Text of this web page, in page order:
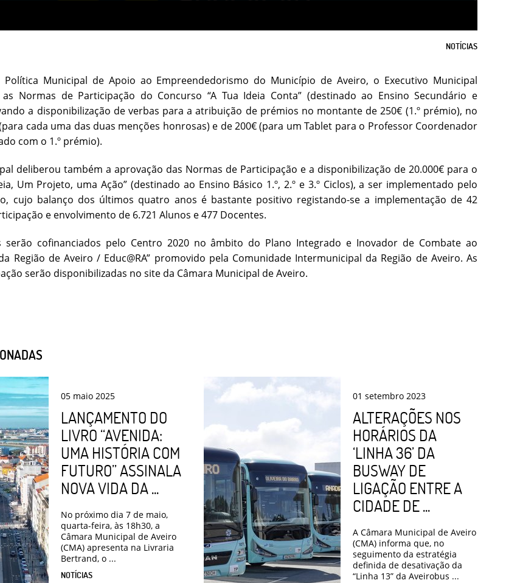
NOTÍCIAS
Municipal de Apoio ao Empreendedorismo do Município de Aveiro, o Executivo Municipal
Normas de Participação do Concurso “A Tua Ideia Conta” (destinado ao Ensino Secundário e
a disponibilização de verbas para a atribuição de prémios no montante de 250€ (1.º prémio), no
cada uma das duas menções honrosas) e de 200€ (para um Tablet para o Professor Coordenador
com o 1.º prémio).
deliberou também a aprovação das Normas de Participação e a disponibilização de 20.000€ para o
Um Projeto, uma Ação” (destinado ao Ensino Básico 1.º, 2.º e 3.º Ciclos), a ser implementado pelo
cujo balanço dos últimos quatro anos é bastante positivo registando-se a implementação de 42
e envolvimento de 6.721 Alunos e 477 Docentes.
serão cofinanciados pelo Centro 2020 no âmbito do Plano Integrado e Inovador de Combate ao
Região de Aveiro / Educ@RA” promovido pela Comunidade Intermunicipal da Região de Aveiro. As
serão disponibilizadas no site da Câmara Municipal de Aveiro.
05 maio 2025
LANÇAMENTO DO
LIVRO “AVENIDA:
UMA HISTÓRIA COM
FUTURO” ASSINALA
NOVA VIDA DA ...
No próximo dia 7 de maio,
quarta-feira, às 18h30, a
Câmara Municipal de Aveiro
(CMA) apresenta na Livraria
Bertrand, o ...
NOTÍCIAS
01 setembro 2023
ALTERAÇÕES NOS
HORÁRIOS DA
‘LINHA 36’ DA
BUSWAY DE
LIGAÇÃO ENTRE A
CIDADE DE ...
A Câmara Municipal de Aveiro
(CMA) informa que, no
seguimento da estratégia
definida de desativação da
“Linha 13” da Aveirobus ...